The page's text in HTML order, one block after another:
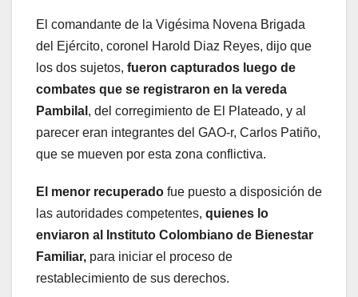
El comandante de la Vigésima Novena Brigada
del Ejército, coronel Harold Diaz Reyes, dijo que
los dos sujetos, fueron capturados luego de
combates que se registraron en la vereda
Pambilal , del corregimiento de El Plateado, y al
parecer eran integrantes del GAO-r, Carlos Patiño,
que se mueven por esta zona conflictiva.
El menor recuperado fue puesto a disposición de
las autoridades competentes, quienes lo
enviaron al Instituto Colombiano de Bienestar
Familiar, para iniciar el proceso de
restablecimiento de sus derechos.